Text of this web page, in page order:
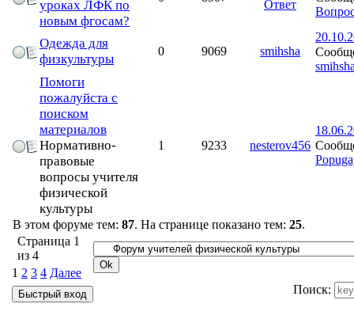
уроках ЛФК по
новым фгосам?
Ответ
Одежда для
физкультуры
0 9069 smihsha
Помоги
пожалуйста с
поиском
материалов
Нормативно-
правовые
вопросы учителя
физической
культуры
1 9233 nesterov456
В этом форуме тем: 87. На странице показано тем: 25.
Страница 1
из 4
1 2 3 4 Далее
Поиск: